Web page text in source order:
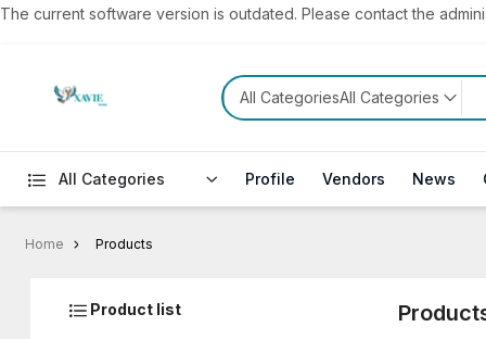
The current software version is outdated. Please contact the
All CategoriesAll Categories
All Categories Profile Vendors News
Home Products
Product list